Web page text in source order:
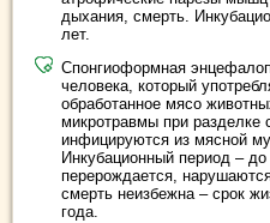
дыхания, смерть.
лет.
Спонгиоформная
человека, который
обработанное мясо
микротравмы при разделке
инфицируются из мясной
Инкубационный период –
перерождается,
смерть неизбежна – срок
года.